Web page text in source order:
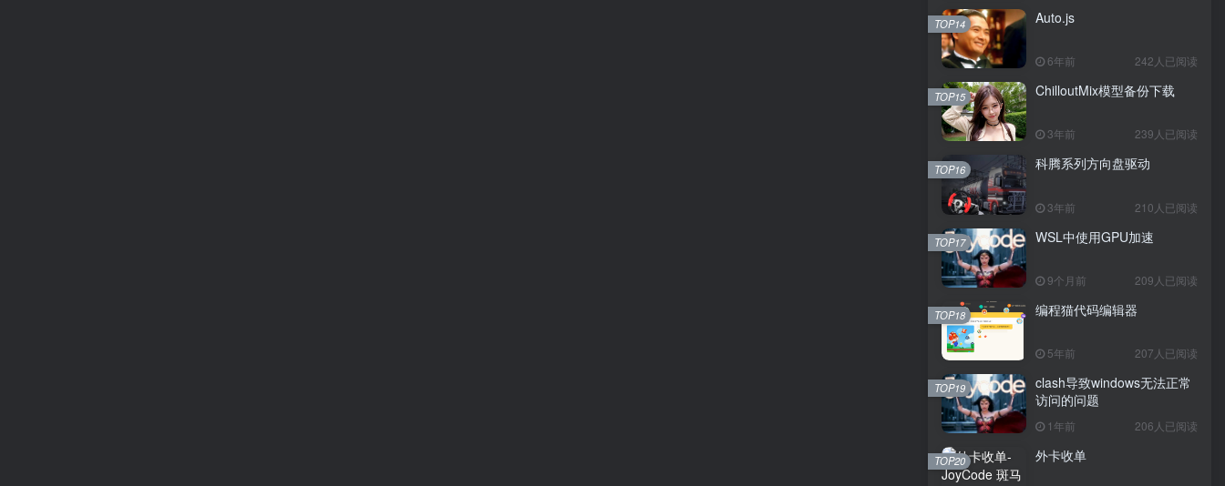
Auto.js
6年前 242人已阅读
TOP14
ChilloutMix模型备份下载
3年前 239人已阅读
TOP15
科腾系列方向盘驱动
3年前 210人已阅读
TOP16
WSL中使用GPU加速
9个月前 209人已阅读
TOP17
编程猫代码编辑器
5年前 207人已阅读
TOP18
clash导致windows无法正常
访问的问题
1年前 206人已阅读
TOP19
外卡收单
TOP20